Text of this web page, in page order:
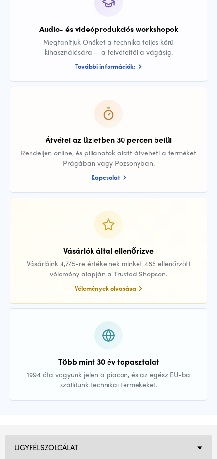
Audio- és videóprodukciós workshopok
Megtanítjuk Önöket a technika teljes körű
kihasználására — a felvételtől a vágásig.
További információk:
Átvétel az üzletben 30 percen belül
Rendeljen online, és pillanatok alatt átveheti a terméket
Prágában vagy Pozsonyban.
Kapcsolat
Vásárlók által ellenőrizve
Vásárlóink 4,7/5-re értékelnek minket 485 ellenőrzött
vélemény alapján a Trusted Shopson.
Vélemények olvasása
Több mint 30 év tapasztalat
1994 óta vagyunk jelen a piacon, és az egész EU-ba
szállítunk technikai termékeket.
ÜGYFÉLSZOLGÁLAT